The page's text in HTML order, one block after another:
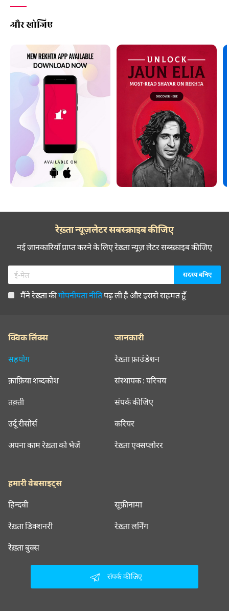
और खोजिए
रेख़्ता न्यूज़लेटर सबस्क्राइब कीजिए
नई जानकारियाँ प्राप्त करने के लिए रेख़्ता न्यूज़ लेटर सब्स्क्राइब कीजिए
मैंने रेख़्ता कीगोपनीयता नीतिपढ़ ली है और इससे सहमत हूँ
क्विक लिंक्स
सहयोग
क़ाफ़िया शब्दकोश
तक़्ती
उर्दू रीसोर्स
अपना काम रेख़्ता को भेजें
जानकारी
रेख़्ता फ़ाउंडेशन
संस्थापक : परिचय
संपर्क कीजिए
करियर
रेख़्ता एक्सप्लोरर
हमारी वेबसाइट्स
हिन्दवी सूफ़ीनामा
रेख़्ता डिक्शनरी रेख़्ता लर्निंग
रेख़्ता बुक्स
संपर्क कीजिए